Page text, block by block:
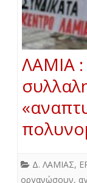
ΛΑΜΙΑ :
Δ. ΛΑΜΙΑΣ,
οργανώσουν,